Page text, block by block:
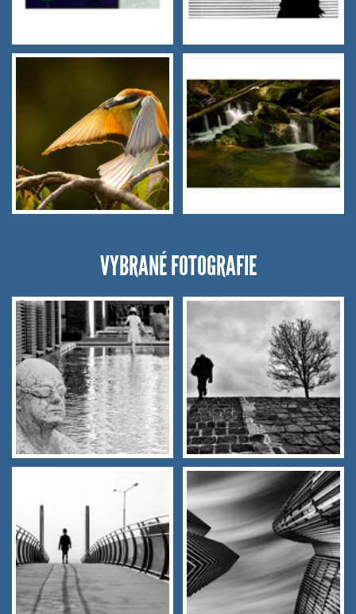
VYBRANÉ FOTOGRAFIE